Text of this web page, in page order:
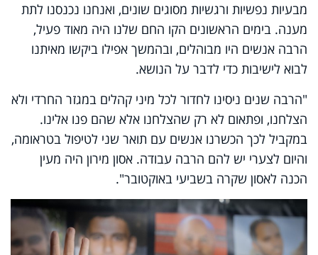
מבעיות נפשיות ורגשיות מסוגים שונים, ואנחנו נכנסנו לתת
מענה. בימים הראשונים הקו החם שלנו היה מאוד פעיל,
הרבה אנשים היו מבוהלים, ובהמשך אפילו ביקשו מאיתנו
לבוא לישיבות כדי לדבר על הנושא.
"הרבה שנים ניסינו לחדור לכל מיני קהלים במגזר החרדי ולא
הצלחנו, ופתאום לא רק שהצלחנו אלא שהם פנו אלינו.
במקביל לכך הכשרנו אנשים עם תואר שני לטיפול בטראומה,
והיום לצערי יש להם הרבה עבודה. אסון מירון היה מעין
הכנה לאסון שקרה בשביעי באוקטובר".